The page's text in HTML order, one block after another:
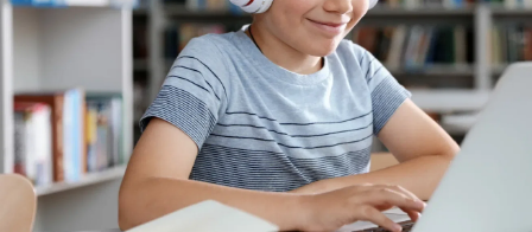
Карьерная консультация
Выбрать удобное время для звонка
СтажировкиДетские курсыБлогСобытия
Отзывы Выпускники
КонтактыОплатаСертификатВопросы и ответы
Аудиокнига QAПолитика конфиденциальности
©2016 - 2025 PASV. All rights reserved.